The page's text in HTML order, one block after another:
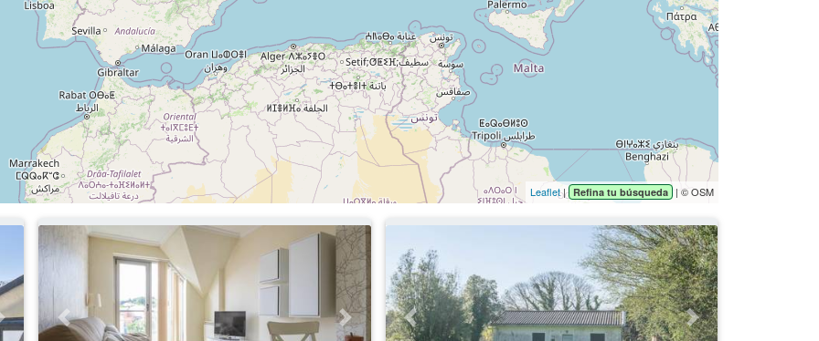
Leaflet| Refina tu búsqueda | © OSM